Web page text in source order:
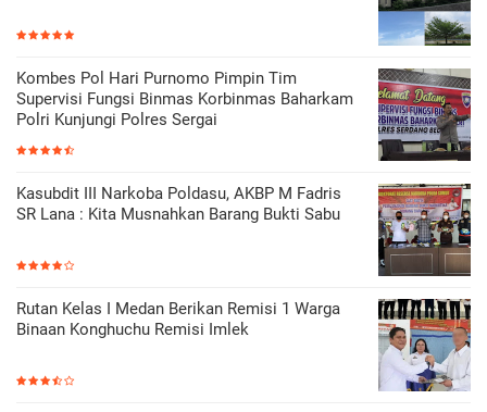
Kombes Pol Hari Purnomo Pimpin Tim
Supervisi Fungsi Binmas Korbinmas Baharkam
Polri Kunjungi Polres Sergai
Kasubdit III Narkoba Poldasu, AKBP M Fadris
SR Lana : Kita Musnahkan Barang Bukti Sabu
Rutan Kelas I Medan Berikan Remisi 1 Warga
Binaan Konghuchu Remisi Imlek